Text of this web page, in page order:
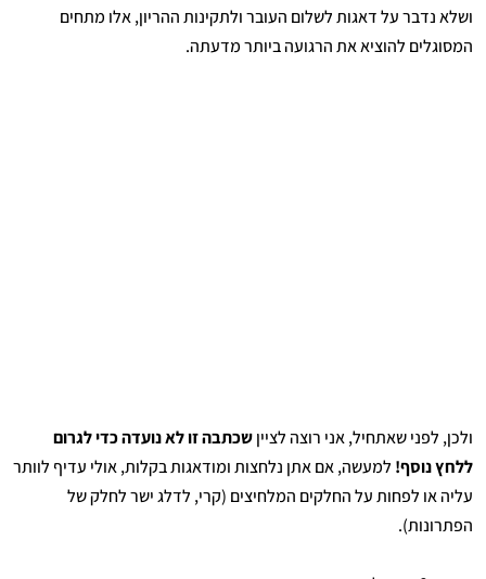
ושלא נדבר על דאגות לשלום העובר ולתקינות ההריון, אלו מתחים
המסוגלים להוציא את הרגועה ביותר מדעתה.
ולכן, לפני שאתחיל, אני רוצה לצייןשכתבה זו לא נועדה כדי לגרום
ללחץ נוסף! למעשה, אם אתן נלחצות ומודאגות בקלות, אולי עדיף לוותר
עליה או לפחות על החלקים המלחיצים (קרי, לדלג ישר לחלק של
הפתרונות).